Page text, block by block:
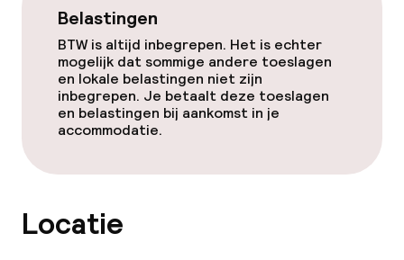
Belastingen
BTW is altijd inbegrepen. Het is echter
mogelijk dat sommige andere toeslagen
en lokale belastingen niet zijn
inbegrepen. Je betaalt deze toeslagen
en belastingen bij aankomst in je
accommodatie.
Locatie